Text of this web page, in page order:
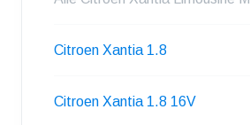
Citroen Xantia 1.8
Citroen Xantia 1.8 16V